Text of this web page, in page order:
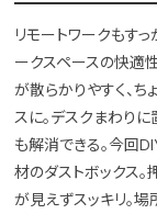
リモートワークもす
ークスペースの快適
が散らかりやすく、
スに。デスクまわり
も解消できる。今回
材のダストボックス
が見えずスッキリ。